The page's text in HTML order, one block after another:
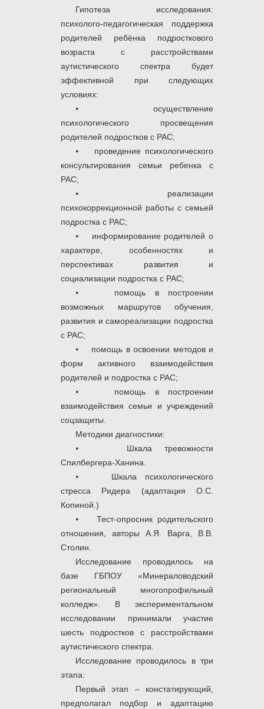
Гипотеза исследования:
психолого-педагогическая поддержка
родителей ребёнка подросткового
возраста с расстройствами
аутистического спектра будет
эффективной при следующих
условиях:
⦁ осуществление
психологического просвещения
родителей подростков с РАС;
⦁ проведение психологического
консультирования семьи ребенка с
РАС;
⦁ реализации
психокоррекционной работы с семьей
подростка с РАС;
⦁ информирование родителей о
характере, особенностях и
перспективах развития и
социализации подростка с РАС;
⦁ помощь в построении
возможных маршрутов обучения,
развития и самореализации подростка
с РАС;
⦁ помощь в освоении методов и
форм активного взаимодействия
родителей и подростка с РАС;
⦁ помощь в построении
взаимодействия семьи и учреждений
соцзащиты.
Методики диагностики:
⦁ Шкала тревожности
Спилбергера-Ханина.
⦁ Шкала психологического
стресса Ридера (адаптация О.С.
Копиной.)
⦁ Тест-опросник родительского
отношения, авторы А.Я. Варга, В.В.
Столин.
Исследование проводилось на
базе ГБПОУ «Минераловодский
региональный многопрофильный
колледж». В экспериментальном
исследовании принимали участие
шесть подростков с расстройствами
аутистического спектра.
Исследование проводилось в три
этапа:
Первый этап – констатирующий,
предполагал подбор и адаптацию